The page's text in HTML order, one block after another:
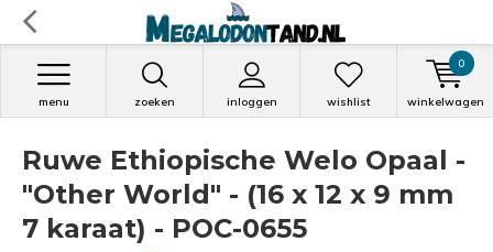
zoeken inloggen
menu wishlist winkelwagen
0
Ruwe Ethiopische Welo Opaal -
"Other World" - (16 x 12 x 9 mm
7 karaat) - POC-0655